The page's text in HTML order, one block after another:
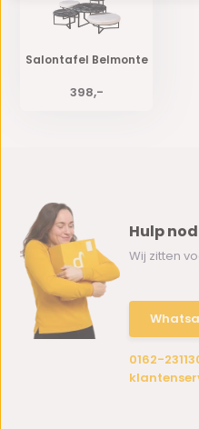
Salontafel Belmonte
398,-
Hulp
Wij zitten
0162-